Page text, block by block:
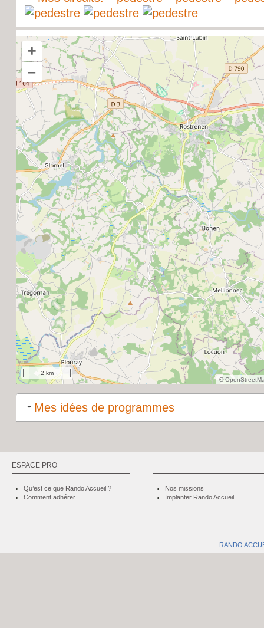
+
–
©
2 km
Mes idées de programmes
ESPACE PRO
Qu’est ce que Rando Accueil ?
Comment adhérer
Nos missions
Implanter Rando Accueil
RANDO